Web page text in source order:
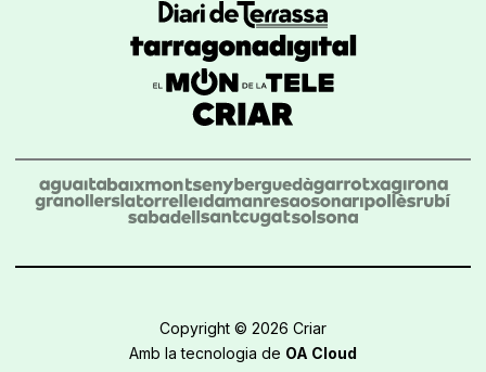
Copyright © 2026 Criar
Amb la tecnologia de OA Cloud